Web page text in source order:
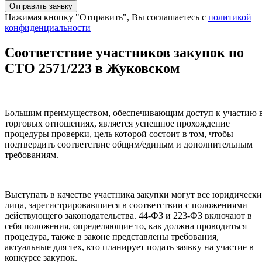
Нажимая кнопку "Отправить", Вы соглашаетесь с политикой
конфиденциальности
Соответствие участников закупок по
СТО 2571/223 в Жуковском
Большим преимуществом, обеспечивающим доступ к участию
торговых отношениях, является успешное прохождение
процедуры проверки, цель которой состоит в том, чтобы
подтвердить соответствие общим/единым и дополнительным
требованиям.
Выступать в качестве участника закупки могут все
лица, зарегистрировавшиеся в соответствии с положениями
действующего законодательства. 44-ФЗ и 223-ФЗ включают в
себя положения, определяющие то, как должна проводиться
процедура, также в законе представлены требования,
актуальные для тех, кто планирует подать заявку на участие в
конкурсе закупок.